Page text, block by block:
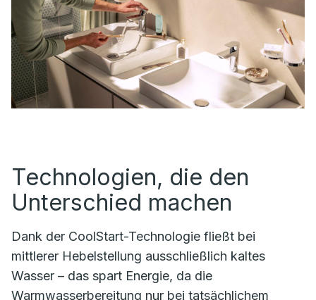
Technologien, die den
Unterschied machen
Dank der CoolStart-Technologie fließt bei
mittlerer Hebelstellung ausschließlich kaltes
Wasser – das spart Energie, da die
Warmwasserbereitung nur bei tatsächlichem